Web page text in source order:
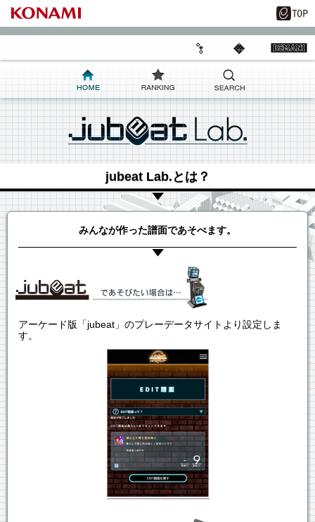
jubeat Lab.とは？
みんなが作った譜面であそべます。
アーケード版「jubeat」のプレーデータサイトより設定しま
す。